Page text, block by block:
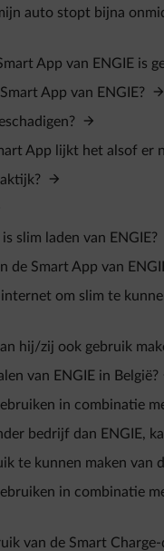
auto stopt bijna
App van ENGIE is
App van ENGIE?
App lijkt het alsof
slim laden van ENGIE?
de Smart App van
om slim te
hij/zij ook gebruik
van ENGIE in België?
in combinatie
bedrijf dan ENGIE,
te kunnen maken van
in combinatie
van de Smart